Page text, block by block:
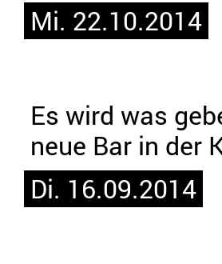
Mi. 22.10.2014
Es wird was
neue Bar in der
Di. 16.09.2014